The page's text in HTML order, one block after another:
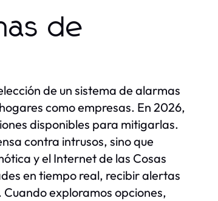
de
de un sistema de alarmas
como empresas. En 2026,
disponibles para mitigarlas.
contra intrusos, sino que
y el Internet de las Cosas
en tiempo real, recibir alertas
exploramos opciones,